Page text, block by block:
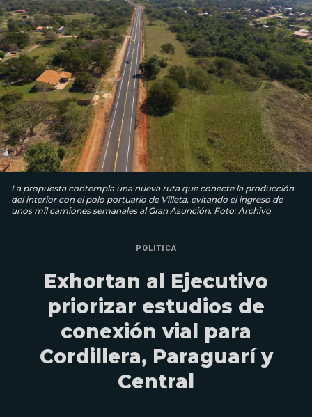
La propuesta contempla una nueva ruta que conecte la producción
del interior con el polo portuario de Villeta, evitando el ingreso de
unos mil camiones semanales al Gran Asunción. Foto: Archivo
POLÍTICA
Exhortan al Ejecutivo
priorizar estudios de
conexión vial para
Cordillera, Paraguarí y
Central